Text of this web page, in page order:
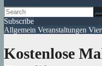
Subscribe
Allgemein Veranstaltungen
Kostenlose